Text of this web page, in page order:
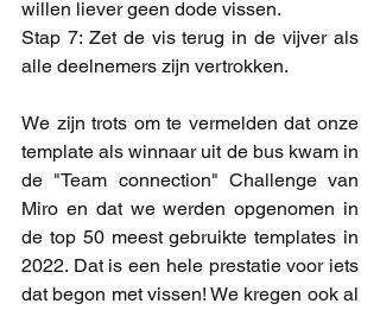
willen liever geen dode vissen.
Stap 7: Zet de vis terug in de vijver als
alle deelnemers zijn vertrokken.
We zijn trots om te vermelden dat onze
template als winnaar uit de bus kwam in
de "Team connection" Challenge van
Miro en dat we werden opgenomen in
de top 50 meest gebruikte templates in
2022. Dat is een hele prestatie voor iets
dat begon met vissen! We kregen ook al